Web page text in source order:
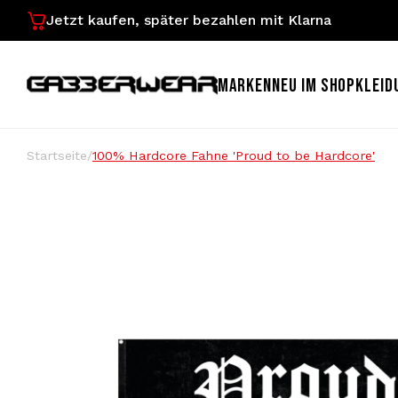
Jetzt kaufen, später bezahlen mit Klarna
MARKENNEU IM SHOP
Startseite/100% Hardcore Fahne 'Proud to be Hardcore'